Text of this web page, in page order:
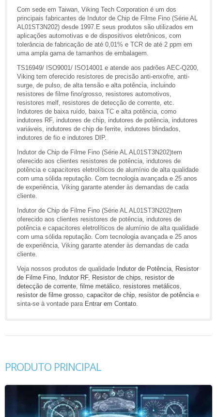
Com sede em Taiwan, Viking Tech Corporation é um dos
principais fabricantes de Indutor de Chip de Filme Fino (Série AL
AL01ST3N202) desde 1997.E seus produtos são utilizados em
aplicações automotivas e de dispositivos eletrônicos, com
tolerância de fabricação de até 0,01% e TCR de até 2 ppm em
uma ampla gama de tamanhos de embalagem.
TS16949/ ISO9001/ ISO14001 e atende aos padrões AEC-Q200,
Viking tem oferecido resistores de precisão anti-enxofre, anti-
surge, de pulso, de alta tensão e alta potência, incluindo
resistores de filme fino/grosso, resistores automotivos,
resistores melf, resistores de detecção de corrente, etc.
Indutores de baixa ruído, baixa TC e alta potência, como
indutores RF, indutores de chip, indutores de potência, indutores
variáveis, indutores de chip de ferrite, indutores blindados,
indutores de fio e indutores DIP.
Indutor de Chip de Filme Fino (Série AL AL01ST3N202)tem
oferecido aos clientes resistores de potência, indutores de
potência e capacitores eletrolíticos de alumínio de alta qualidade
com uma sólida reputação. Com tecnologia avançada e 25 anos
de experiência, Viking garante atender às demandas de cada
cliente.
Indutor de Chip de Filme Fino (Série AL AL01ST3N202)tem
oferecido aos clientes resistores de potência, indutores de
potência e capacitores eletrolíticos de alumínio de alta qualidade
com uma sólida reputação. Com tecnologia avançada e 25 anos
de experiência, Viking garante atender às demandas de cada
cliente.
Veja nossos produtos de qualidade Indutor de Potência, Resistor
de Filme Fino, Indutor RF, Resistor de chips, resistor de
detecção de corrente, filme metálico, resistores metálicos,
resistor de filme grosso, capacitor de chip, resistor de potênciae
sinta-se à vontade para Entrar em Contato.
PRODUTO PRINCIPAL